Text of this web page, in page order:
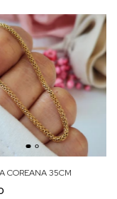
COREANA 35CM